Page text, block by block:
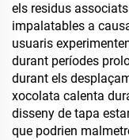
els residus
impalatables a
usuaris
durant períodes
durant els
xocolata calenta
disseny de tapa
que podrien